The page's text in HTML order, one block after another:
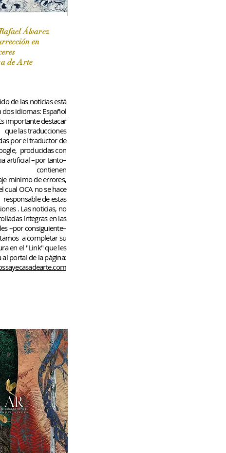
de las noticias está
dos idiomas: Español
importante destacar
que las traducciones
por el traductor de
producidas con
artificial –por tanto–
contienen
mínimode errores,
cual OCA no se hace
responsable de estas
. Las noticias, no
íntegras en las
–por consiguiente–
a completar su
en el "Link" que les
portal de la página:
/ Marzo-Abril / 2024
Álvarez
en
de Arte